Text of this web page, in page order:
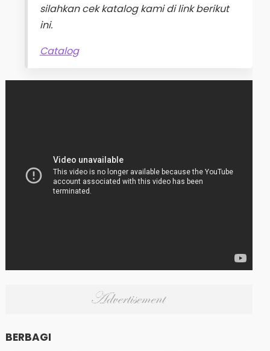
silahkan cek katalog kami di link berikut
ini.
Catalog
BERBAGI